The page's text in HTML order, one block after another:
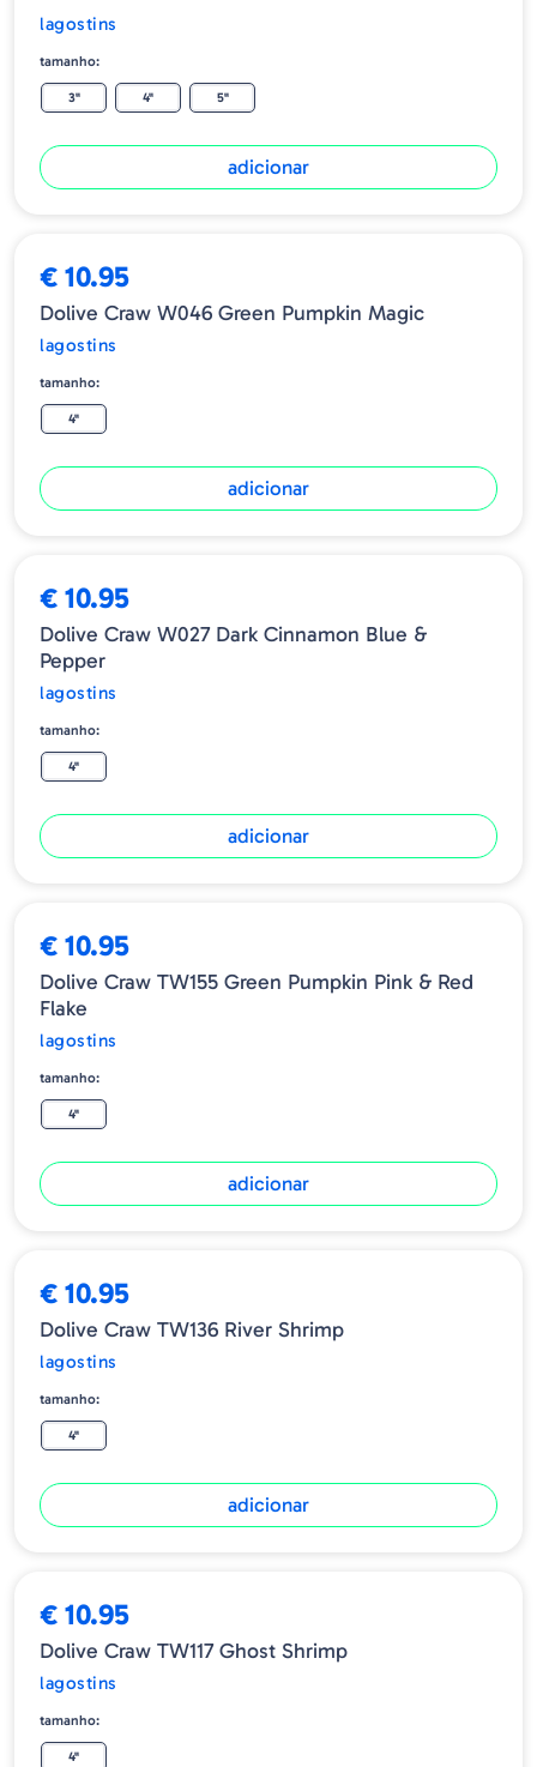
lagostins
tamanho:
3" 4" 5"
adicionar
€ 10.95
Dolive Craw W046 Green Pumpkin Magic
lagostins
tamanho:
4"
adicionar
€ 10.95
Dolive Craw W027 Dark Cinnamon Blue &
Pepper
lagostins
tamanho:
4"
adicionar
€ 10.95
Dolive Craw TW155 Green Pumpkin Pink & Red
Flake
lagostins
tamanho:
4"
adicionar
€ 10.95
Dolive Craw TW136 River Shrimp
lagostins
tamanho:
4"
adicionar
€ 10.95
Dolive Craw TW117 Ghost Shrimp
lagostins
tamanho:
4"